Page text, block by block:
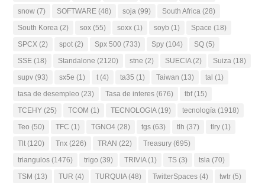
snow (7) SOFTWARE (48) soja (99) South Africa (28)
South Korea (2) sox (55) soxx (1) soyb (1) Space (18)
SPCX (2) spot (2) Spx 500 (733) Spy (104) SQ (5)
SSE (18) Standalone (2120) stne (2) SUECIA(2) Suiza (18)
supv (93) sx5e (1) t (4) ta35 (1) Taiwan (13) tal (1)
tasa de desempleo (23) Tasa de interes (676) tbf(15)
TCEHY (25) TCOM (1) TECNOLOGIA(19) tecnología (1918)
Teo (50) TFC (1) TGNO4 (28) tgs (63) tlh (37) tlry (1)
Tlt (120) Tnx (226) TRAN (22) Treasury (695)
triangulos (1476) trigo (39) TRIVIA(1) TS (3) tsla (70)
TSM (13) TUR (4) TURQUIA(48) TwitterSpaces (4) twtr (5)